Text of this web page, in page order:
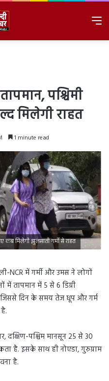
पश्चिमी
मिलेगी राहत
1 minute read
कब मिलेगी झुलसाती गर्मी से राहत
NCR में गर्मी और उमस ने लोगों
में तापमान में 5 से 6 डिग्री
दिन के समय तेज धूप और गर्म
दक्षिण-पश्चिम मानसून 25 से 30
है. इसके साथ ही नोएडा, गुरुग्राम
है.